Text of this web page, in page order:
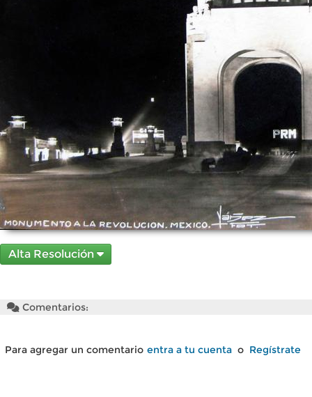
Alta Resolución
Comentarios:
Para agregar un comentario entra a tu cuenta o Regístrate